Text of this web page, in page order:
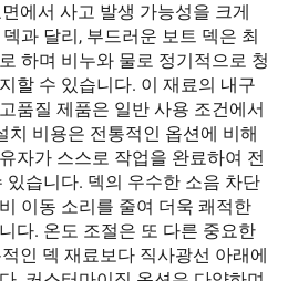
에서 사고 발생 가능성을 크게
과 달리, 부드러운 보트 덱은 최
하며 비누와 물로 정기적으로 청
할 수 있습니다. 이 재료의 내구
품질 제품은 일반 사용 조건에서
치 비용은 전통적인 옵션에 비해
자가 스스로 작업을 완료하여 전
있습니다. 덱의 우수한 소음 차단
이동 소리를 줄여 더욱 쾌적한
다. 온도 조절은 또 다른 중요한
인 덱 재료보다 직사광선 아래에